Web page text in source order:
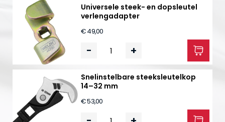
Universele steek- en dopsleutel
verlengadapter
€ 49,00
- +
Snelinstelbare steeksleutelkop
14–32 mm
€ 53,00